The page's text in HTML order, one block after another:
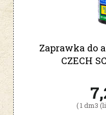
Zaprawka do
CZECH
( 1 dm3